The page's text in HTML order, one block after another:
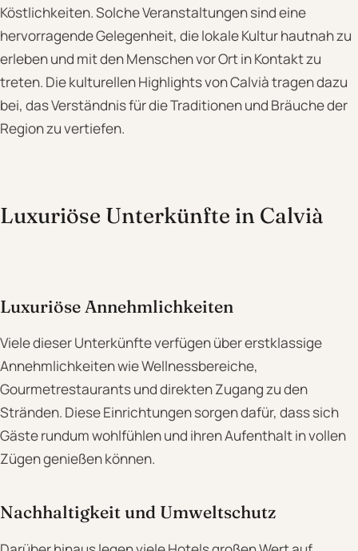
Köstlichkeiten. Solche Veranstaltungen sind eine
hervorragende Gelegenheit, die lokale Kultur hautnah zu
erleben und mit den Menschen vor Ort in Kontakt zu
treten. Die kulturellen Highlights von Calvià tragen dazu
bei, das Verständnis für die Traditionen und Bräuche der
Region zu vertiefen.
Luxuriöse Unterkünfte in Calvià
Luxuriöse Annehmlichkeiten
Viele dieser Unterkünfte verfügen über erstklassige
Annehmlichkeiten wie Wellnessbereiche,
Gourmetrestaurants und direkten Zugang zu den
Stränden. Diese Einrichtungen sorgen dafür, dass sich
Gäste rundum wohlfühlen und ihren Aufenthalt in vollen
Zügen genießen können.
Nachhaltigkeit und Umweltschutz